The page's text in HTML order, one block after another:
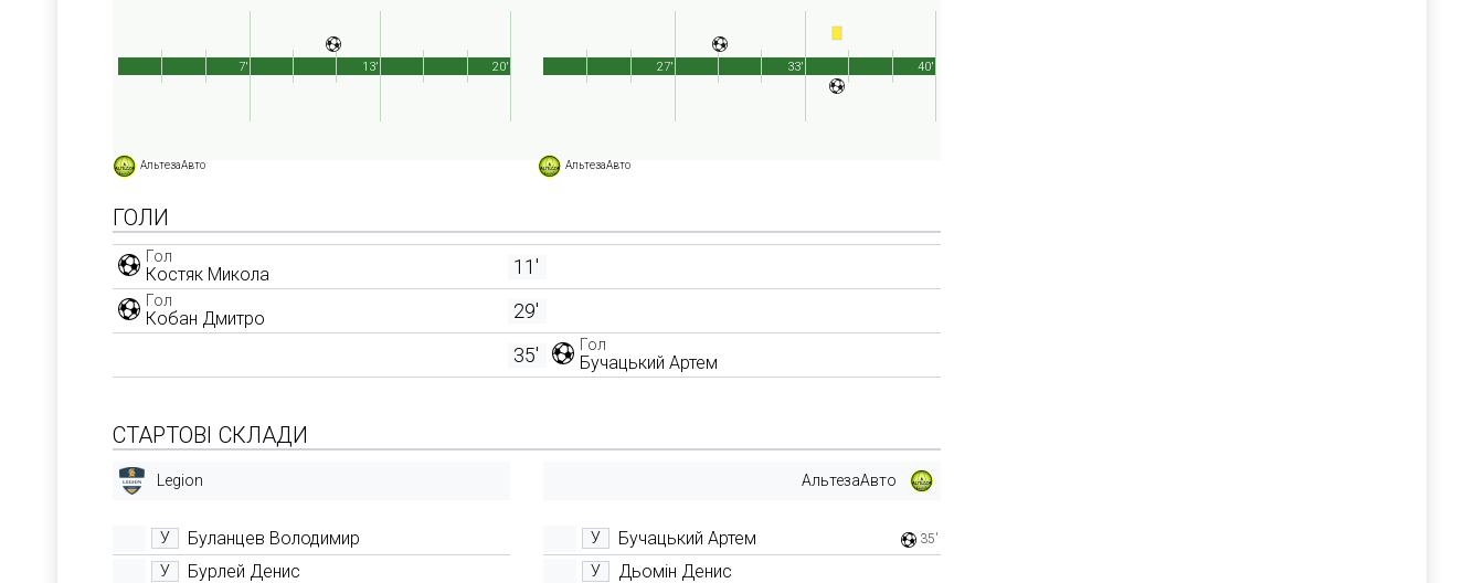
АльтезаАвто
20'
7' 13'
АльтезаАвто
40'
27' 33'
ГОЛИ
Гол
Костяк Микола 11'
Гол
Кобан Дмитро
29'
35'
Гол
Бучацький Артем
СТАРТОВІ СКЛАДИ
Legion
У Буланцев Володимир
У Бурлей Денис
АльтезаАвто
У Бучацький Артем 35'
У Дьомін Денис